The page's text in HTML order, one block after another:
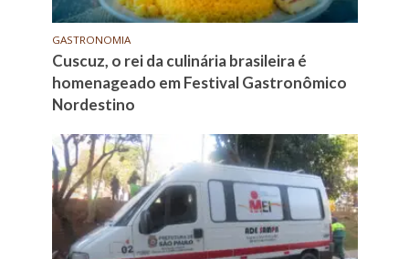
GASTRONOMIA
Cuscuz, o rei da culinária brasileira é
homenageado em Festival Gastronômico
Nordestino